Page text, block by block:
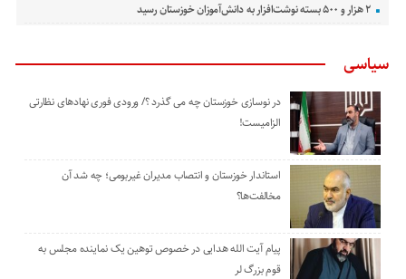
۲ هزار و ۵۰۰ بسته نوشت‌افزار به دانش‌آموزان خوزستان رسید
سیاسی
در نوسازی خوزستان چه می گذرد ؟/ ورودی فوری نهادهای نظارتی
الزامیست!
استاندار خوزستان و انتصاب مدیران غیربومی؛ چه شد آن
مخالفت‌ها؟
پیام آیت الله هدایی در خصوص توهین یک نماینده مجلس به
قوم بزرگ لر